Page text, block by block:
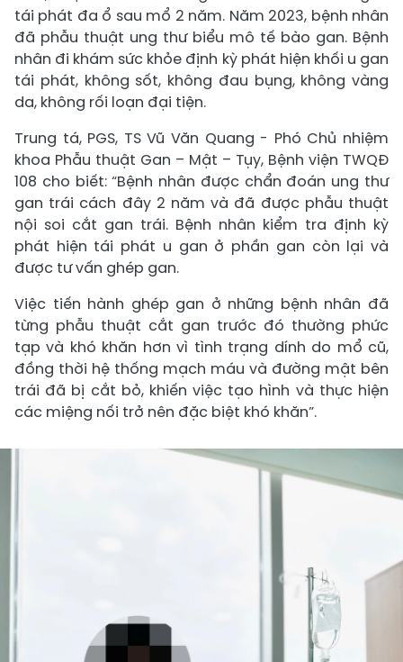
tái phát đa ổ sau mổ 2 năm. Năm 2023, bệnh nhân
đã phẫu thuật ung thư biểu mô tế bào gan. Bệnh
nhân đi khám sức khỏe định kỳ phát hiện khối u gan
tái phát, không sốt, không đau bụng, không vàng
da, không rối loạn đại tiện.
Trung tá, PGS, TS Vũ Văn Quang - Phó Chủ nhiệm
khoa Phẫu thuật Gan – Mật – Tụy, Bệnh viện TWQĐ
108 cho biết: “Bệnh nhân được chẩn đoán ung thư
gan trái cách đây 2 năm và đã được phẫu thuật
nội soi cắt gan trái. Bệnh nhân kiểm tra định kỳ
phát hiện tái phát u gan ở phần gan còn lại và
được tư vấn ghép gan.
Việc tiến hành ghép gan ở những bệnh nhân đã
từng phẫu thuật cắt gan trước đó thường phức
tạp và khó khăn hơn vì tình trạng dính do mổ cũ,
đồng thời hệ thống mạch máu và đường mật bên
trái đã bị cắt bỏ, khiến việc tạo hình và thực hiện
các miệng nối trở nên đặc biệt khó khăn”.